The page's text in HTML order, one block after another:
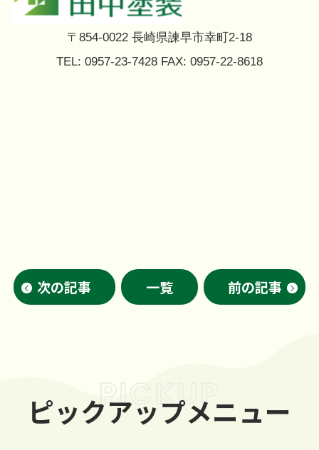
〒854-0022 長崎県諫早市幸町2-18
TEL: 0957-23-7428 FAX: 0957-22-8618
次の記事 一覧 前の記事
PICKUP
ピックアップメニュー